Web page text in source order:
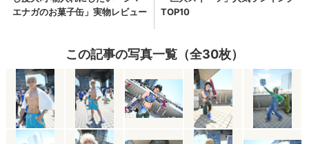
この記事の写真一覧（全30枚）